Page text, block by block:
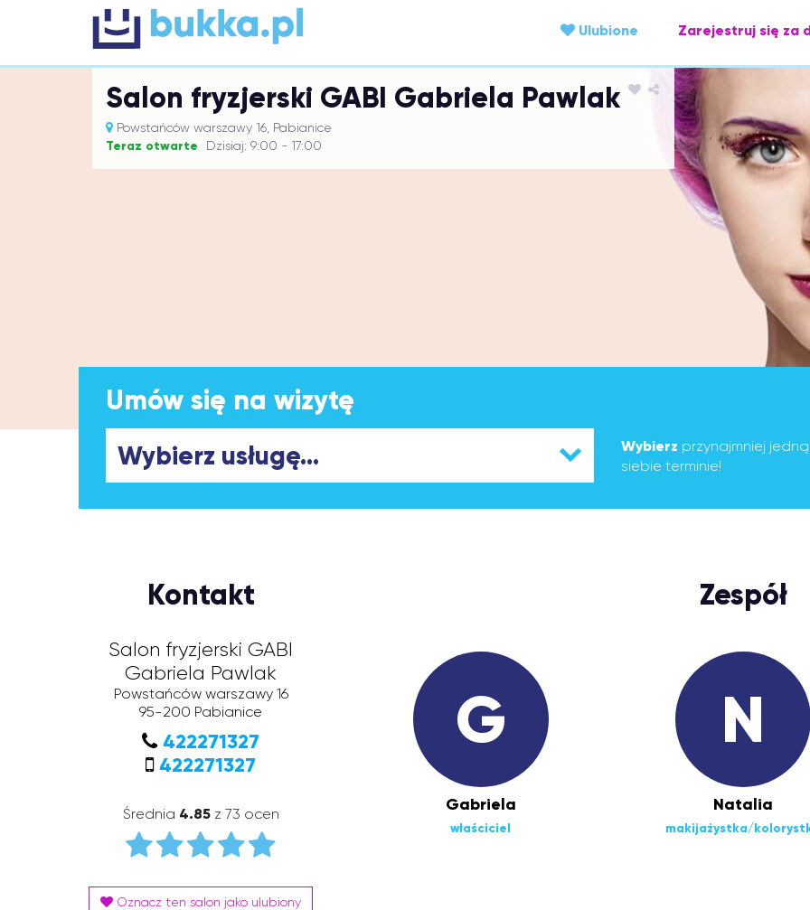
Ulubione Zarejestruj się za
Salon fryzjerski GABI Gabriela Pawlak
Powstańców warszawy 16, Pabianice
Teraz otwarte Dzisiaj: 9:00 - 17:00
Umów się na wizytę
Wybierz przynajmniej
siebie terminie!
Kontakt
Salon fryzjerski GABI
Gabriela Pawlak
Powstańców warszawy 16
95-200 Pabianice
422271327
422271327
Średnia 4.85z 73 ocen
Oznacz ten salon jako ulubiony
Zespół
G
Gabriela
właściciel
N
Natalia
makijażystka/